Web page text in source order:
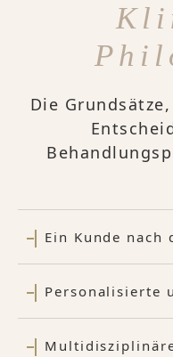
Die
Ein Kunde nach
Personalisierte